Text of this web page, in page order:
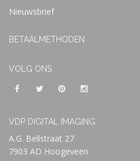
Nieuwsbrief
BETAALMETHODEN
VOLG ONS
VDP DIGITAL IMAGING
A.G. Bellstraat 27
7903 AD Hoogeveen